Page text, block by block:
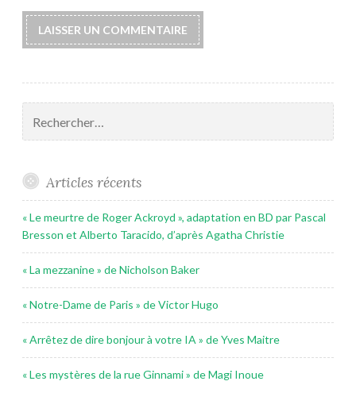
Articles récents
« Le meurtre de Roger Ackroyd », adaptation en BD par Pascal
Bresson et Alberto Taracido, d’après Agatha Christie
« La mezzanine » de Nicholson Baker
« Notre-Dame de Paris » de Victor Hugo
« Arrêtez de dire bonjour à votre IA » de Yves Maitre
« Les mystères de la rue Ginnami » de Magi Inoue